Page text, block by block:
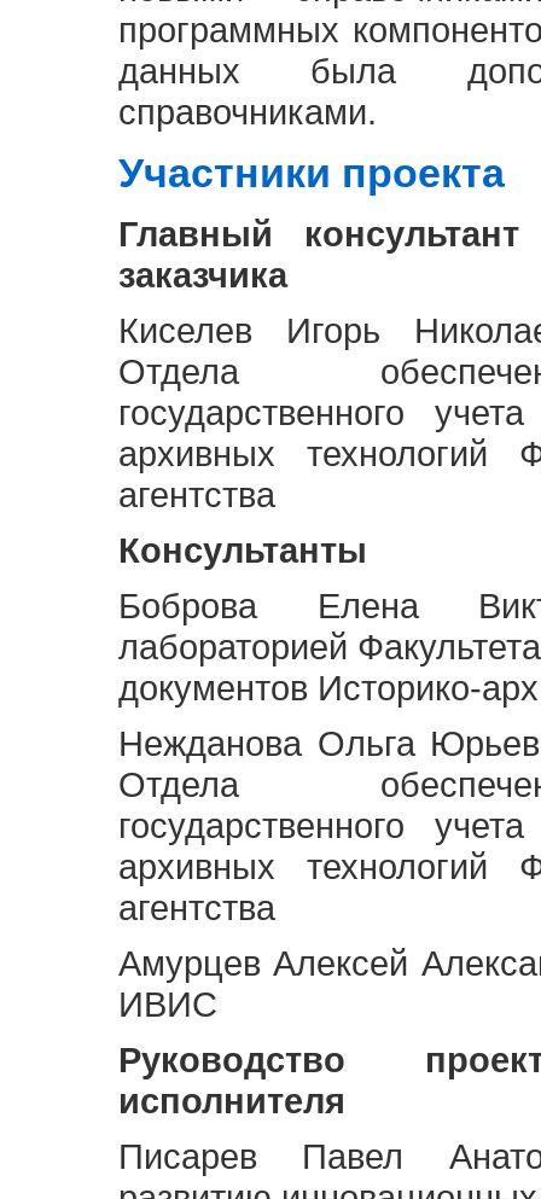
программных
данных была
справочниками.
Участники проекта
Главный
заказчика
Киселев Игорь
Отдела
государственного
архивных технологий
агентства
Консультанты
Боброва Елена
лабораторией
документов Историко-
Нежданова Ольга
Отдела
государственного
архивных технологий
агентства
Амурцев Алексей
ИВИС
Руководство
исполнителя
Писарев Павел